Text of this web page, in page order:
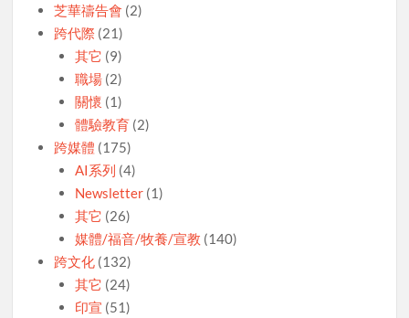
芝華禱告會 (2)
跨代際 (21)
其它 (9)
職場(2)
關懷 (1)
體驗教育(2)
跨媒體 (175)
AI系列 (4)
Newsletter(1)
其它 (26)
媒體/福音/牧養/宣教 (140)
跨文化 (132)
其它 (24)
印宣 (51)